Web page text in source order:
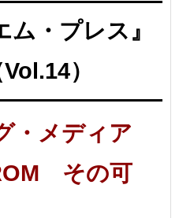
ム・プレス』
）
・メディア
その可